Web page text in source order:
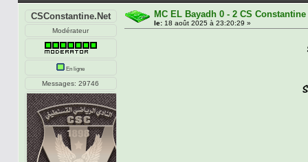
CSConstantine.Net
Modérateur
En ligne
Messages: 29746
MC EL Bayadh 0 - 2 CS
le: 18 août 2025 à 23:20:29 »